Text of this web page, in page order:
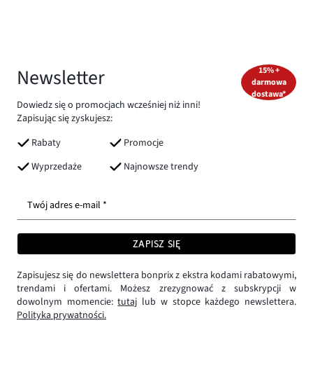
Newsletter
Dowiedz się o promocjach wcześniej niż inni!
Zapisując się zyskujesz:
Rabaty
Promocje
Wyprzedaże
Najnowsze trendy
15% +
darmowa
dostawa*
Twój adres e-mail *
ZAPISZ SIĘ
Zapisujesz się do newslettera bonprix z ekstra kodami rabatowymi,
trendami i ofertami. Możesz zrezygnować z subskrypcji w
dowolnym momencie:tutaj lub w stopce każdego newslettera.
Polityka prywatności.